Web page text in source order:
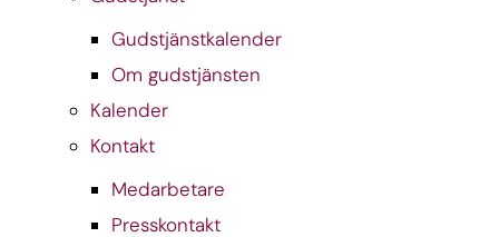
Gudstjänstkalender
Om gudstjänsten
Kalender
Kontakt
Medarbetare
Presskontakt